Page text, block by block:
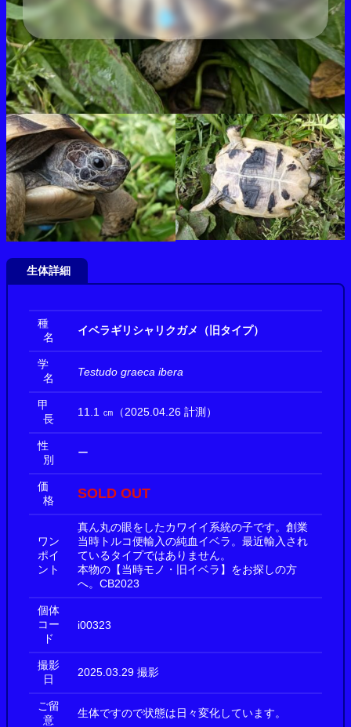
生体詳細
種
名
イベラギリシャリクガメ（旧タイプ）
学
名
Testudo graeca ibera
甲
長
11.1 ㎝（2025.04.26 計測）
性
別
ー
価
格
SOLD OUT
ワン
ポイ
ント
真ん丸の眼をしたカワイイ系統の子です。創業
当時トルコ便輸入の純血イベラ。最近輸入され
ているタイプではありません。
本物の【当時モノ・旧イベラ】をお探しの方
へ。CB2023
個体
コー
ド
i00323
撮影
日
2025.03.29 撮影
ご留
意
生体ですので状態は日々変化しています。